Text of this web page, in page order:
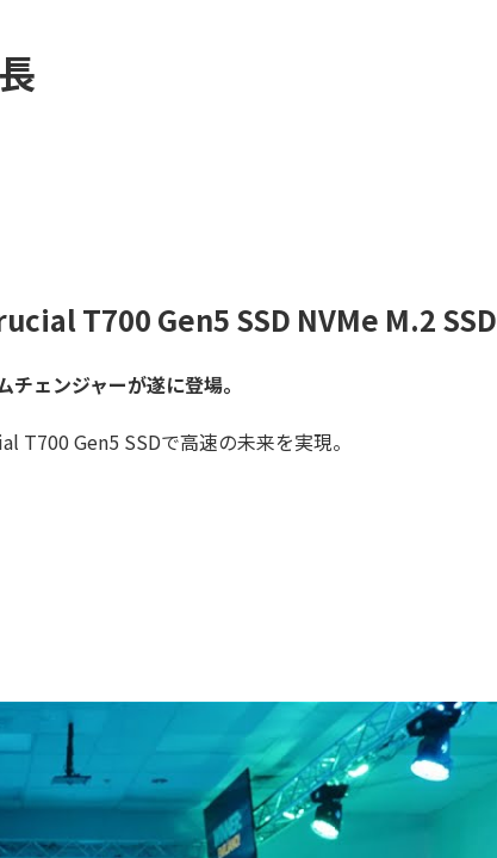
T700 Gen5 SSD NVMe M.2 SSD
チェンジャーが遂に登場。
T700 Gen5 SSDで高速の未来を実現。